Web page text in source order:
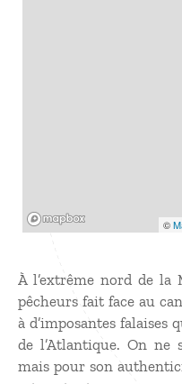
©
À l’extrême nord de
pêcheurs fait face au
à d’imposantes falaises
de l’Atlantique. On ne
mais pour son